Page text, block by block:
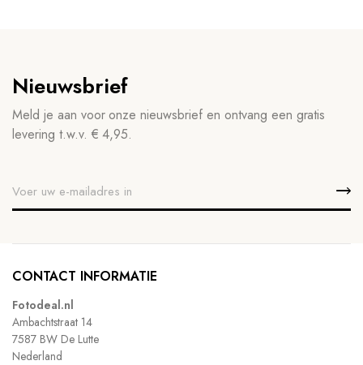
Nieuwsbrief
Meld je aan voor onze nieuwsbrief en ontvang een gratis
levering t.w.v. € 4,95.
CONTACT INFORMATIE
Fotodeal.nl
Ambachtstraat 14
7587 BW De Lutte
Nederland